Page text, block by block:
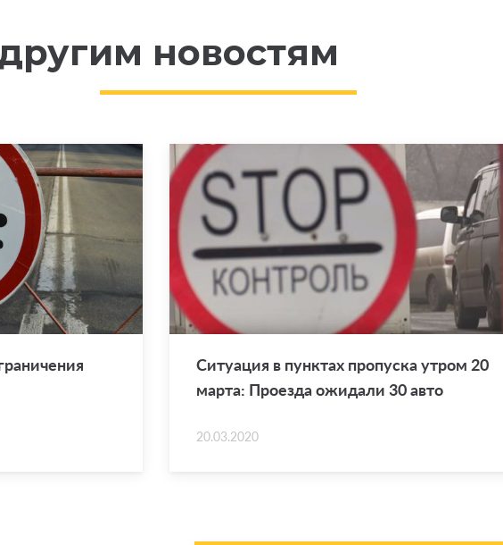
новостям
Си­ту­а­ция в пунк­тах про­пус­ка утром 20
марта: Про­ез­да ожи­да­ли 30 авто
20.03.2020